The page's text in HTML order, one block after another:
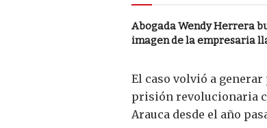
Abogada Wendy Herrera
imagen de la empresaria
El caso volvió a
prisión revolucionaria
Arauca desde el año